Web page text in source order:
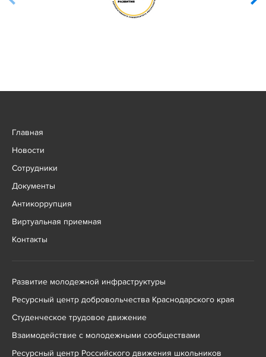
Главная
Новости
Сотрудники
Документы
Антикоррупция
Виртуальная приемная
Контакты
Развитие молодежной инфраструктуры
Ресурсный центр добровольчества Краснодарского края
Студенческое трудовое движение
Взаимодействие с молодежными сообществами
Ресурсный центр Российского движения школьников